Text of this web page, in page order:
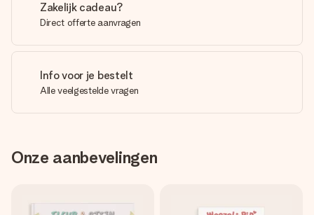
Zakelijk cadeau?
Direct offerte aanvragen
Info voor je bestelt
Alle veelgestelde vragen
Onze aanbevelingen